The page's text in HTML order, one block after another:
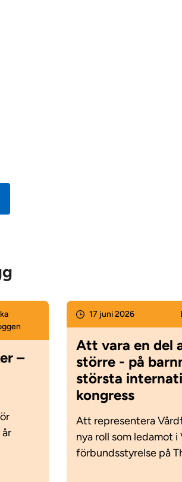
–
17 juni 2026
Att vara en del
större - på
största
kongress
Att representera
nya roll som ledamot
förbundsstyrelse på